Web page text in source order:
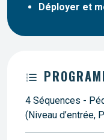
Déployer et
4 Séquences -
(Niveau d’entrée,